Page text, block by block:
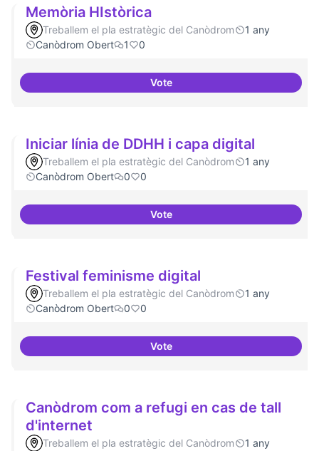
Memòria HIstòrica
Treballem el pla estratègic del Canòdrom
1 any
Canòdrom Obert
1 0
VoteMemòria HIstòrica
Iniciar línia de DDHH i capa digital
Treballem el pla estratègic del Canòdrom
1 any
Canòdrom Obert
0 0
VoteIniciar línia de DDHH i capa
Festival feminisme digital
Treballem el pla estratègic del Canòdrom
1 any
Canòdrom Obert
0 0
VoteFestival feminisme digital
Canòdrom com a refugi en cas de tall
d'internet
Treballem el pla estratègic del Canòdrom
1 any